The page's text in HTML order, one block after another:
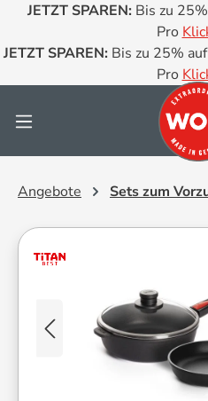
Zum Hauptinhalt springen
JETZT SPAREN: Bis zu
Pro
JETZT SPAREN: Bis zu 25%
Pro
Angebote Sets zum